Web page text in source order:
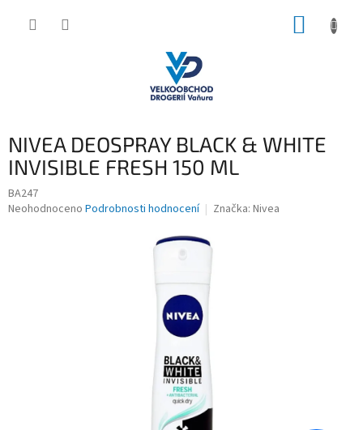
NIVEA DEOSPRAY BLACK & WHITE
INVISIBLE FRESH 150 ML
BA247
Průměrné
Neohodnoceno Podrobnosti hodnocení Značka: Nivea